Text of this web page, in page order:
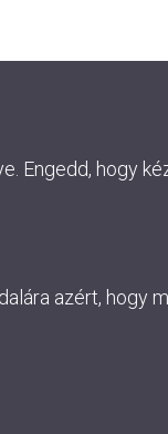
Engedd, hogy
azért, hogy